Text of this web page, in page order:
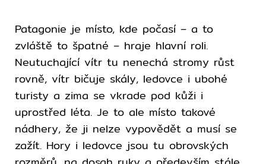
Patagonie je místo, kde počasí – a to
zvláště to špatné – hraje hlavní roli.
Neutuchající vítr tu nenechá stromy růst
rovně, vítr bičuje skály, ledovce i ubohé
turisty a zima se vkrade pod kůži i
uprostřed léta. Je to ale místo takové
nádhery, že ji nelze vypovědět a musí se
zažít. Hory i ledovce jsou tu obrovských